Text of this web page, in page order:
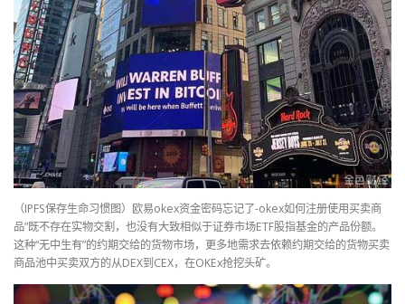
（IPFS保存生命习惯图）欧易okex资金密码忘记了-okex如何注册使用买卖商
品”既不存在实物交割，也没有大致相似于证券市场ETF股指基金的产品份额。
这种“无中生有”的约期交给的货物市场，更多地需求去依赖约期交给的货物买卖
商品池中买卖双方的从DEX到CEX，在OKEx抢挖头矿。